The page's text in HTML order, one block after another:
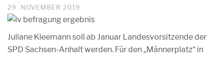
29. NOVEMBER 2019
Juliane Kleemann soll ab Januar Landesvorsitzende der
SPD Sachsen-Anhalt werden. Für den „Männerplatz“ in